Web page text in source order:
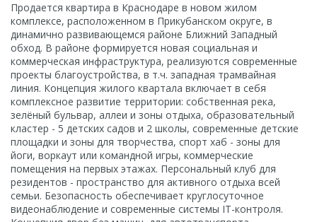
Продается квартира в Краснодаре в новом жилом
комплексе, расположенном в Прикубанском округе, в
динамично развивающемся районе Ближний Западный
обход. В районе формируется новая социальная и
коммерческая инфраструктура, реализуются современные
проекты благоустройства, в т.ч. западная трамвайная
линия. Концепция жилого квартала включает в себя
комплексное развитие территории: собственная река,
зелёный бульвар, аллеи и зоны отдыха, образовательный
кластер - 5 детских садов и 2 школы, современные детские
площадки и зоны для творчества, спорт хаб - зоны для
йоги, воркаут или командной игры, коммерческие
помещения на первых этажах. Персональный клуб для
резидентов - пространство для активного отдыха всей
семьи. Безопасность обеспечивает круглосуточное
видеонаблюдение и современные системы IT-контроля.